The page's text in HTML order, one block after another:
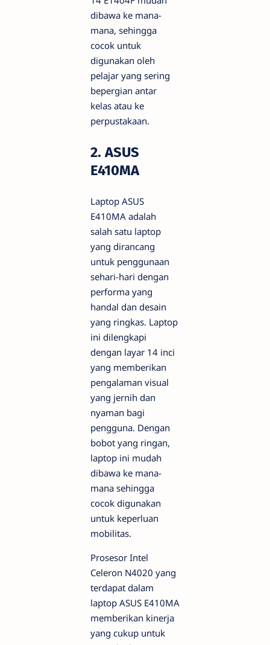
dibawa ke mana-
mana, sehingga
cocok untuk
digunakan oleh
pelajar yang sering
bepergian antar
kelas atau ke
perpustakaan.
2. ASUS
E410MA
Laptop ASUS
E410MA adalah
salah satu laptop
yang dirancang
untuk penggunaan
sehari-hari dengan
performa yang
handal dan desain
yang ringkas. Laptop
ini dilengkapi
dengan layar 14 inci
yang memberikan
pengalaman visual
yang jernih dan
nyaman bagi
pengguna. Dengan
bobot yang ringan,
laptop ini mudah
dibawa ke mana-
mana sehingga
cocok digunakan
untuk keperluan
mobilitas.
Prosesor Intel
Celeron N4020 yang
terdapat dalam
laptop ASUS E410MA
memberikan kinerja
yang cukup untuk